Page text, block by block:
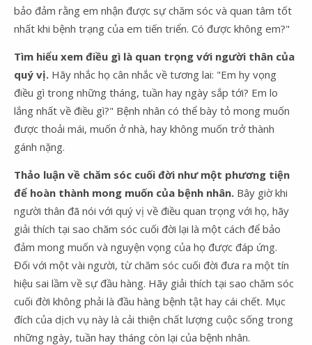
bảo đảm rằng em nhận được sự chăm sóc và quan tâm tốt
nhất khi bệnh trạng của em tiến triển. Có được không em?"
Tìm hiểu xem điều gì là quan trọng với người thân của
quý vị. Hãy nhắc họ cân nhắc về tương lai: "Em hy vọng
điều gì trong những tháng, tuần hay ngày sắp tới? Em lo
lắng nhất về điều gì?" Bệnh nhân có thể bày tỏ mong muốn
được thoải mái, muốn ở nhà, hay không muốn trở thành
gánh nặng.
Thảo luận về chăm sóc cuối đời như một phương tiện
để hoàn thành mong muốn của bệnh nhân. Bây giờ khi
người thân đã nói với quý vị về điều quan trọng với họ, hãy
giải thích tại sao chăm sóc cuối đời lại là một cách để bảo
đảm mong muốn và nguyện vọng của họ được đáp ứng.
Đối với một vài người, từ chăm sóc cuối đời đưa ra một tín
hiệu sai lầm về sự đầu hàng. Hãy giải thích tại sao chăm sóc
cuối đời không phải là đầu hàng bệnh tật hay cái chết. Mục
đích của dịch vụ này là cải thiện chất lượng cuộc sống trong
những ngày, tuần hay tháng còn lại của bệnh nhân.